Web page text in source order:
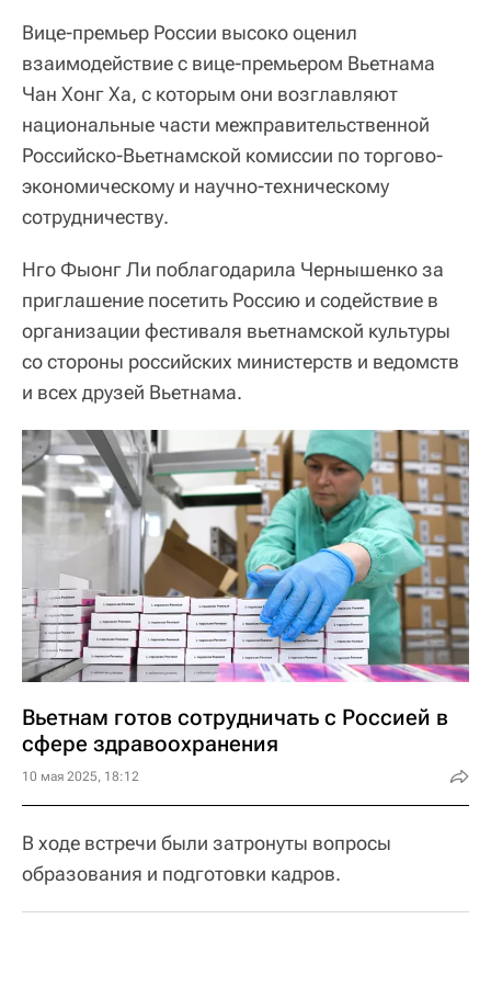
Вице-премьер России высоко оценил
взаимодействие с вице-премьером Вьетнама
Чан Хонг Ха, с которым они возглавляют
национальные части межправительственной
Российско-Вьетнамской комиссии по торгово-
экономическому и научно-техническому
сотрудничеству.
Нго Фыонг Ли поблагодарила Чернышенко за
приглашение посетить Россию и содействие в
организации фестиваля вьетнамской культуры
со стороны российских министерств и ведомств
и всех друзей Вьетнама.
Вьетнам готов сотрудничать с Россией в
сфере здравоохранения
10 мая 2025, 18:12
В ходе встречи были затронуты вопросы
образования и подготовки кадров.